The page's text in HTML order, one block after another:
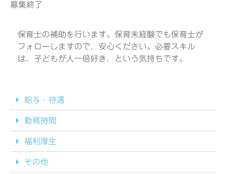
募集終了
保育士の補助を行います。保育未経験でも保育士が
フォローしますので、安心ください。必要スキル
は、子どもが人一倍好き、という気持ちです。
給与・待遇
勤務時間
福利厚生
その他